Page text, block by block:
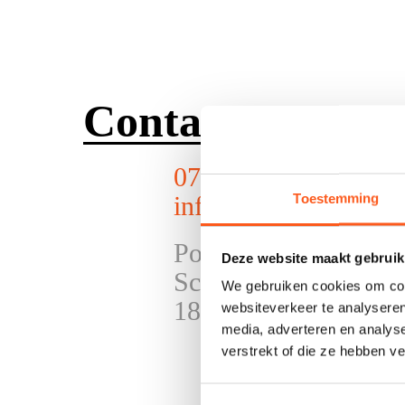
Toestemming
Deze website maakt
We gebruiken cookies om
websiteverkeer te
media, adverteren en
verstrekt of die ze hebben
Contact
072 51 148 09
Podocentrum
Schoumanlaan 1
1816 NS Alkmaar